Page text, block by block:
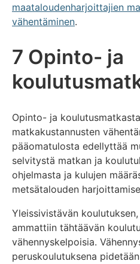
maataloudenharjoittajien
vähentäminen.
7 Opinto- ja
Opinto- ja
matkakustannusten
pääomatulosta edellyttää
selvitystä matkan ja
ohjelmasta ja kulujen
metsätalouden
Yleissivistävän
ammattiin tähtäävän
vähennyskelpoisia.
peruskoulutuksena